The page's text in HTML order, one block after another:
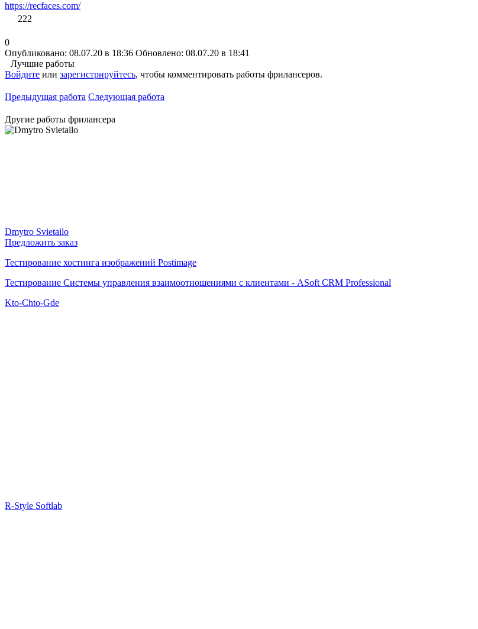
https://recfaces.com/
222
0
Опубликовано: 08.07.20 в 18:36 Обновлено: 08.07.20 в 18:41
Лучшие работы
Войдите или зарегистрируйтесь, чтобы комментировать работы фрилансеров.
Предыдущая работа Следующая работа
Другие работы фрилансера
Dmytro Svietailo
Предложить заказ
Тестирование хостинга изображений Postimage
Тестирование Системы управления взаимоотношениями с клиентами - ASoft CRM Professional
Kto-Chto-Gde
R-Style Softlab